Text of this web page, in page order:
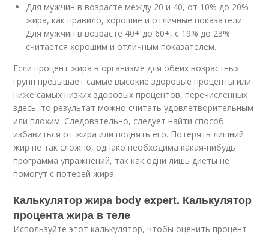
Для мужчин в возрасте между 20 и 40, от 10% до 20%
жира, как правило, хорошие и отличные показатели.
Для мужчин в возрасте 40+ до 60+, с 19% до 23%
считается хорошим и отличным показателем.
Если процент жира в организме для обеих возрастных
групп превышает самые высокие здоровые проценты или
ниже самых низких здоровых процентов, перечисленных
здесь, то результат можно считать удовлетворительным
или плохим. Следовательно, следует найти способ
избавиться от жира или поднять его. Потерять лишний
жир не так сложно, однако необходима какая-нибудь
программа упражнений, так как одни лишь диеты не
помогут с потерей жира.
Калькулятор жира body expert. Калькулятор
процента жира в теле
Используйте этот калькулятор, чтобы оценить процент